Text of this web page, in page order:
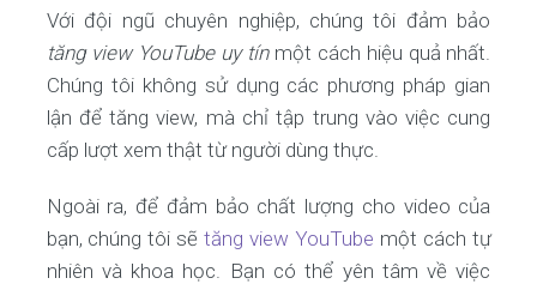
Với đội ngũ chuyên nghiệp, chúng tôi đảm bảo
tăng view YouTube uy tínmột cách hiệu quả nhất.
Chúng tôi không sử dụng các phương pháp gian
lận để tăng view, mà chỉ tập trung vào việc cung
cấp lượt xem thật từ người dùng thực.
Ngoài ra, để đảm bảo chất lượng cho video của
bạn, chúng tôi sẽtăng view YouTube một cách tự
nhiên và khoa học. Bạn có thể yên tâm về việc